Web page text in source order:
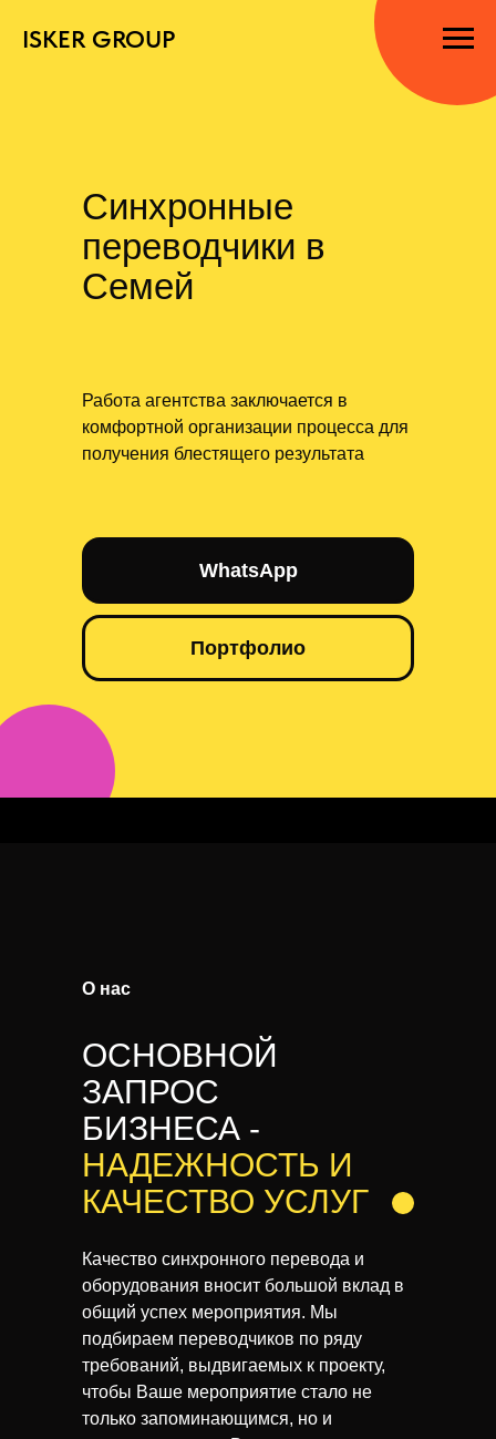
ISKER GROUP
Портфолио
WhatsApp
Синхронные
переводчики в
Семей
Работа агентства заключается в
комфортной организации процесса для
получения блестящего результата
О нас
ОСНОВНОЙ
ЗАПРОС
БИЗНЕСА -
НАДЕЖНОСТЬ И
КАЧЕСТВО УСЛУГ
Качество синхронного перевода и
оборудования вносит большой вклад в
общий успех мероприятия. Мы
подбираем переводчиков по ряду
требований, выдвигаемых к проекту,
чтобы Ваше мероприятие стало не
только запоминающимся, но и